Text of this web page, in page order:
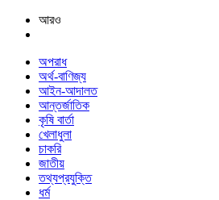
আরও
অপরাধ
অর্থ-বাণিজ্য
আইন-আদালত
আন্তর্জাতিক
কৃষি বার্তা
খেলাধুলা
চাকরি
জাতীয়
তথ্যপ্রযুক্তি
ধর্ম